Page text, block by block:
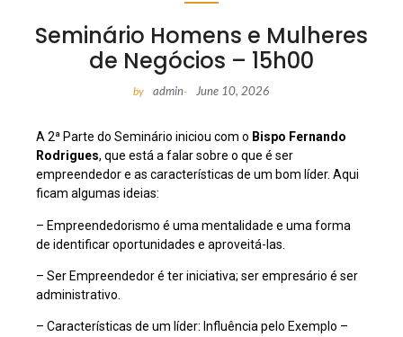
Seminário Homens e Mulheres
de Negócios – 15h00
by admin- June 10, 2026
A 2ª Parte do Seminário iniciou com o Bispo Fernando
Rodrigues, que está a falar sobre o que é ser
empreendedor e as características de um bom líder. Aqui
ficam algumas ideias:
– Empreendedorismo é uma mentalidade e uma forma
de identificar oportunidades e aproveitá-las.
– Ser Empreendedor é ter iniciativa; ser empresário é ser
administrativo.
– Características de um líder: Influência pelo Exemplo –